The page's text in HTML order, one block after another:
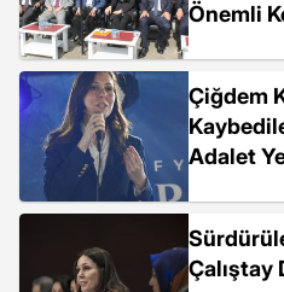
Önemli
Çiğdem
Adalet
Çalıştay